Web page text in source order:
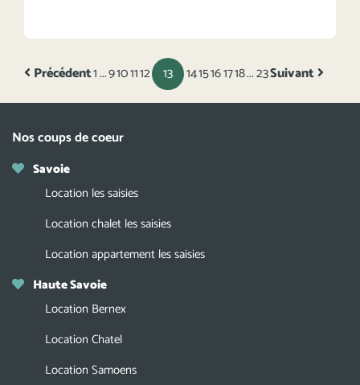
Précédent1...9101112 13 1415161718...23Suivant
Nos coups de coeur
Savoie
Location les saisies
Location chalet les saisies
Location appartement les saisies
Haute Savoie
Location Bernex
Location Chatel
Location Samoens